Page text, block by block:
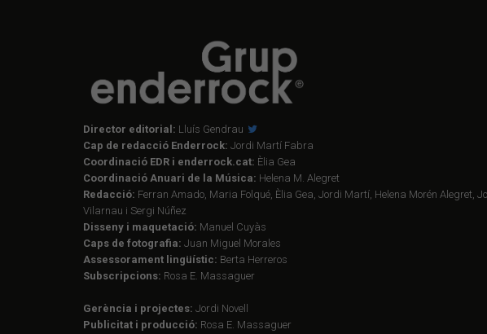
Director editorial: Lluís Gendrau
Cap de redacció Enderrock: Jordi Martí Fabra
Coordinació EDR i enderrock.cat: Èlia Gea
Coordinació Anuari de la Música: Helena M. Alegret
Redacció: Ferran Amado, Maria Folqué, Èlia Gea, Jordi Martí, Helena Morén Alegret,
Vilarnau i Sergi Núñez
Disseny i maquetació: Manuel Cuyàs
Caps de fotografia: Juan Miguel Morales
Assessorament lingüístic: Berta Herreros
Subscripcions: Rosa E. Massaguer
Gerència i projectes: Jordi Novell
Publicitat i producció: Rosa E. Massaguer